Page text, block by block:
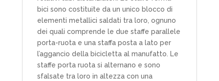
bici sono costituite da un unico blocco di
elementi metallici saldati tra loro, ognuno
dei quali comprende le due staffe parallele
porta-ruota e una staffa posta a lato per
l’aggancio della bicicletta al manufatto. Le
staffe porta ruota si alternano e sono
sfalsate tra loro in altezza con una